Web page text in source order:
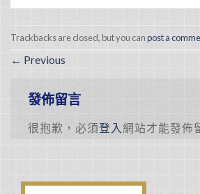
Trackbacks are closed, but you canpost a
← Previous
發佈留言
很抱歉，必須登入 網站才能發佈